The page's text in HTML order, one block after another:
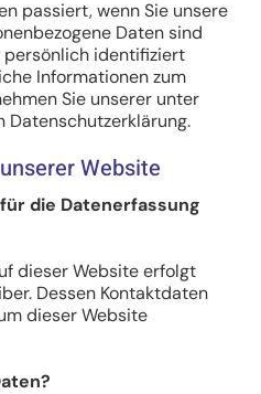
passiert, wenn Sie unsere
Daten sind
persönlich identifiziert
Informationen zum
Sie unserer unter
Datenschutzerklärung.
Website
die Datenerfassung
dieser Website erfolgt
Dessen Kontaktdaten
dieser Website